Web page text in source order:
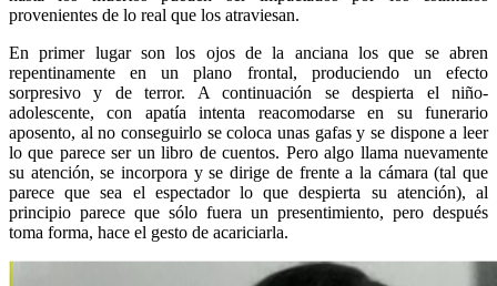
provenientes de lo real que los atraviesan.
En primer lugar son los ojos de la anciana los que se abren
repentinamente en un plano frontal, produciendo un efecto
sorpresivo y de terror. A continuación se despierta el niño-
adolescente, con apatía intenta reacomodarse en su funerario
aposento, al no conseguirlo se coloca unas gafas y se dispone a leer
lo que parece ser un libro de cuentos. Pero algo llama nuevamente
su atención, se incorpora y se dirige de frente a la cámara (tal que
parece que sea el espectador lo que despierta su atención), al
principio parece que sólo fuera un presentimiento, pero después
toma forma, hace el gesto de acariciarla.